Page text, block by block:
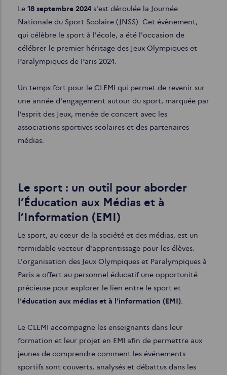
Le 18 septembre 2024 s'est déroulée la Journée
Nationale du Sport Scolaire (JNSS). Cet évènement,
qui célèbre le sport à l'école, a été l'occasion de
célébrer le premier héritage des Jeux Olympiques et
Paralympiques de Paris 2024.
Un temps fort pour le CLEMI qui permet de revenir sur
une année d'engagement autour du sport, marquée par
l’esprit des Jeux, menée de concert avec les
associations sportives scolaires et des partenaires
médias.
Le sport : un outil pour aborder
l’Éducation aux Médias et à
l’Information (EMI)
Le sport, au cœur de la société et des médias, est un
formidable vecteur d'apprentissage pour les élèves.
L'organisation des Jeux Olympiques et Paralympiques à
Paris a offert au personnel éducatif une opportunité
précieuse pour explorer le lien entre le sport et
l’éducation aux médias et à l’information (EMI).
Le CLEMI accompagne les enseignants dans leur
formation et leur projet en EMI afin de permettre aux
jeunes de comprendre comment les événements
sportifs sont couverts, analysés et débattus dans les